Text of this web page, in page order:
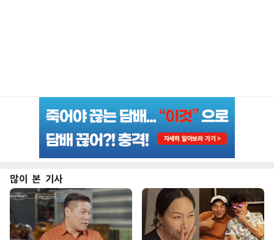
많이 본 기사